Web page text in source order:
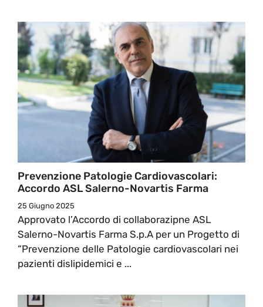
Prevenzione Patologie Cardiovascolari:
Accordo ASL Salerno-Novartis Farma
25 Giugno 2025
Approvato l’Accordo di collaborazipne ASL
Salerno-Novartis Farma S.p.A per un Progetto di
“Prevenzione delle Patologie cardiovascolari nei
pazienti dislipidemici e ...